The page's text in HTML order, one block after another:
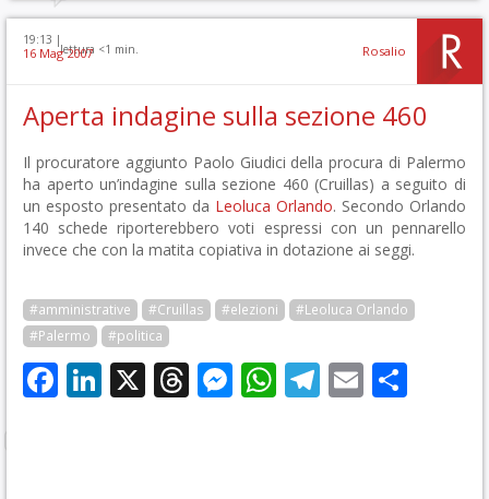
19:13 |
lettura <1 min.
16 Mag 2007 Rosalio
Aperta indagine sulla sezione 460
Il procuratore aggiunto Paolo Giudici della procura di Palermo
ha aperto un’indagine sulla sezione 460 (Cruillas) a seguito di
un esposto presentato da Leoluca Orlando. Secondo Orlando
140 schede riporterebbero voti espressi con un pennarello
invece che con la matita copiativa in dotazione ai seggi.
#amministrative #Cruillas #elezioni
#Leoluca Orlando
#Palermo
#politica
Facebook
LinkedIn
X Threads
Messenger
WhatsApp
Telegram
Email